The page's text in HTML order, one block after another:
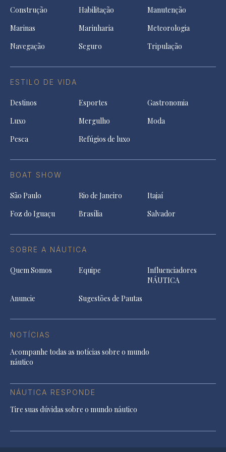
Construção Habilitação
Manutenção
Marinas
Marinharia
Meteorologia
Navegação
Seguro Tripulação
ESTILO DE VIDA
Destinos Esportes
Gastronomia
Luxo
Mergulho
Moda
Pesca
Refúgios de luxo
BOAT SHOW
São Paulo Rio de Janeiro
Itajaí
Foz do Iguaçu
Brasília Salvador
SOBRE A NÁUTICA
Quem Somos Equipe
Influenciadores
NÁUTICA
Anuncie
Sugestões de Pautas
NOTÍCIAS
Acompanhe todas as notícias sobre o mundo
náutico
NÁUTICA RESPONDE
Tire suas dúvidas sobre o mundo náutico